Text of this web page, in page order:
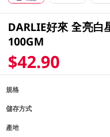
DARLIE好來 全亮白
100GM
$42.90
規格
儲存方式
產地